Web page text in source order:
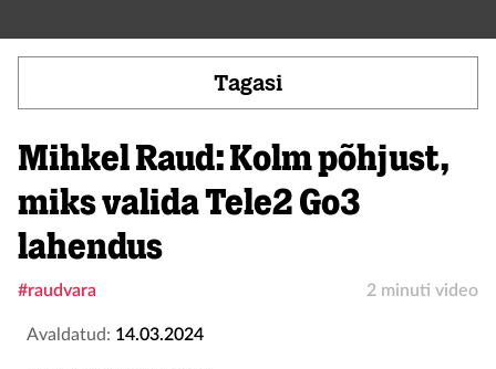
Tagasi
Mihkel Raud: Kolm põhjust,
miks valida Tele2 Go3
lahendus
#raudvara 2 minuti video
Avaldatud: 14.03.2024